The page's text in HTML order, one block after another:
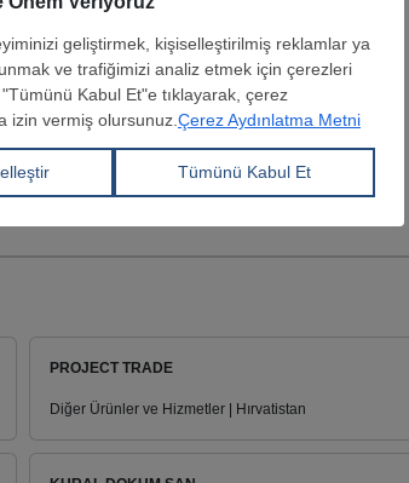
PROJECT TRADE
Diğer Ürünler ve Hizmetler | Hırvatistan